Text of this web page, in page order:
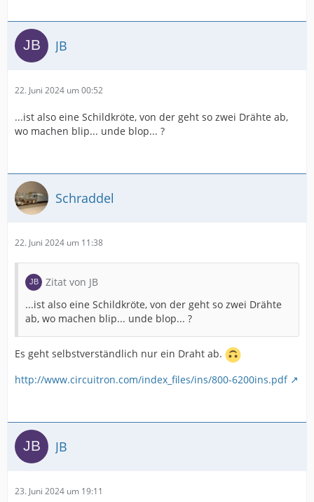
JB
22. Juni 2024 um 00:52
...ist also eine Schildkröte, von der geht so zwei Drähte ab,
wo machen blip... unde blop... ?
Schraddel
22. Juni 2024 um 11:38
Zitat von JB
...ist also eine Schildkröte, von der geht so zwei Drähte
ab, wo machen blip... unde blop... ?
Es geht selbstverständlich nur ein Draht ab.
http://www.circuitron.com/index_files/ins/800-6200ins.pdf
JB
23. Juni 2024 um 19:11